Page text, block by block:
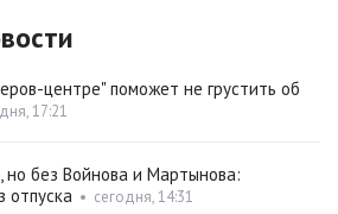
центре" поможет не грустить об
17:21
но без Войнова и Мартынова:
отпуска • сегодня, 14:31